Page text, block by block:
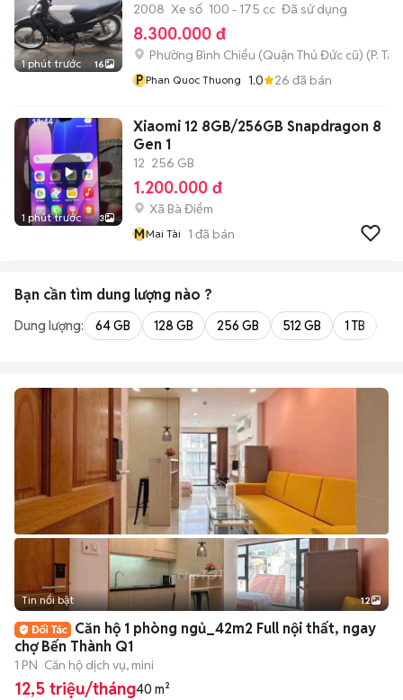
1 phút trước 16
2008 Xe số 100 - 175 cc Đã sử dụng
8.300.000 đ
Phường Bình Chiểu (Quận Thủ Đức cũ) (P.
P Phan Quoc Thuong 1.0 26 đã bán
1 phút trước 3
Xiaomi 12 8GB/256GB Snapdragon 8
Gen 1
12 256 GB
1.200.000 đ
Xã Bà Điểm
MMai Tài 1 đã bán
Bạn cần tìm dung lượng nào ?
Dung lượng: 64 GB 128 GB 256 GB 512 GB 1 TB
+2
Tin nổi bật 12
Căn hộ 1 phòng ngủ_42m2 Full nội thất, ngay
chợ Bến Thành Q1
1 PN Căn hộ dịch vụ, mini
12,5 triệu/tháng40 m²